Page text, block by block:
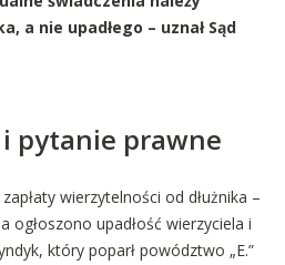
a nie upadłego – uznał Sąd
pytanie prawne
wierzytelności od dłużnika –
ogłoszono upadłość wierzyciela i
który poparł powództwo „E.”